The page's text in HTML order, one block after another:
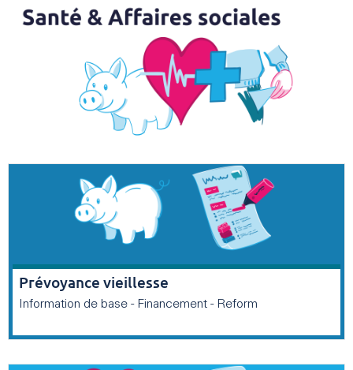
Prévoyance vieillesse
Information de base - Financement - Reform